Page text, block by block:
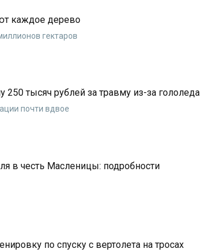
каждое дерево
гектаров
250 тысяч рублей за травму из-за гололеда
почти вдвое
в честь Масленицы: подробности
по спуску с вертолета на тросах